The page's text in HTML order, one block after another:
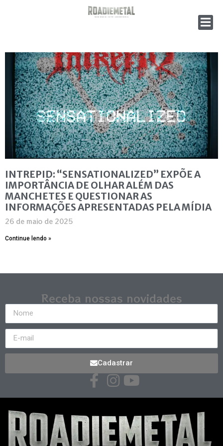
INTREPID: “SENSATIONALIZED” EXPÕE A
IMPORTÂNCIA DE OLHAR ALÉM DAS
MANCHETES E QUESTIONAR AS
INFORMAÇÕES APRESENTADAS PELA MÍDIA
26 de maio de 2025
Continue lendo »
Receba nossas novidades
Cadastrar